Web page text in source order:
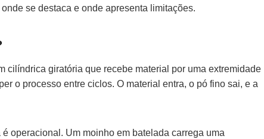
se destaca e onde apresenta limitações.
cilíndrica giratória que recebe material por uma extremidade
o processo entre ciclos. O material entra, o pó fino sai, e a
operacional. Um moinho em batelada carrega uma